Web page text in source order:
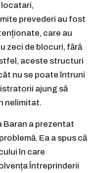
prevederi au fost
care au
zeci de blocuri, fără
aceste structuri
nu se poate întruni
ajung să
nelimitat.
Baran a prezentat
Ea a spus că
în care
Întreprinderii